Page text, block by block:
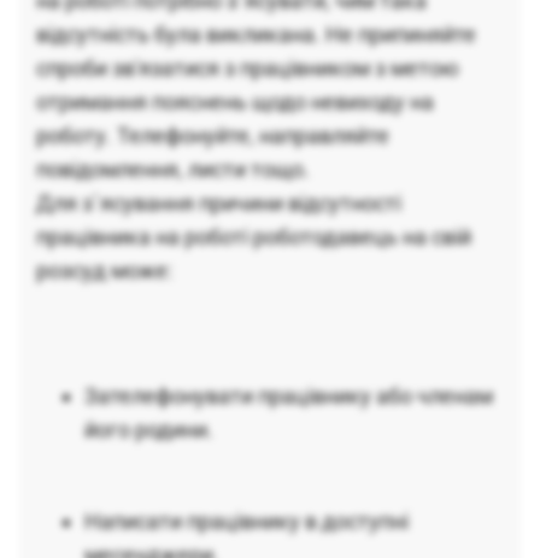
відсутність була викликана. Не припиняйте
спроби зв'язатися з працівником з метою
отримання пояснень щодо невиходу на
роботу. Телефонуйте, направляйте
повідомлення, листи тощо.
Для з`ясування причини відсутності
працівника на роботі роботодавець на свій
розсуд може:
Зателефонувати працівнику або членам
його родини.
Написати працівнику в доступні